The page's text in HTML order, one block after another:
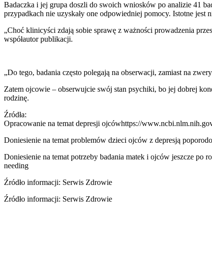
Badaczka i jej grupa doszli do swoich wniosków po analizie 41
przypadkach nie uzyskały one odpowiedniej pomocy. Istotne
„Choć klinicyści zdają sobie sprawę z ważności prowadzenia
współautor publikacji.
„Do tego, badania często polegają na obserwacji, zamiast na
Zatem ojcowie – obserwujcie swój stan psychiki, bo jej dobrej
rodzinę.
Źródła:
Opracowanie na temat depresji ojcówhttps://
Doniesienie na temat problemów dzieci ojców z depresją
Doniesienie na temat potrzeby badania matek i ojców jeszcze po
needing
Źródło informacji: Serwis Zdrowie
Źródło informacji: Serwis Zdrowie